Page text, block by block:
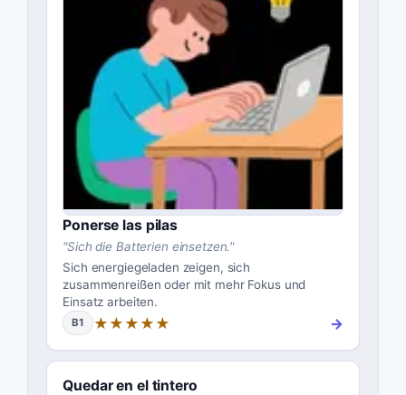
Ponerse las pilas
"Sich die Batterien einsetzen."
Sich energiegeladen zeigen, sich
zusammenreißen oder mit mehr Fokus und
Einsatz arbeiten.
B1 ★★★★★ →
Quedar en el tintero